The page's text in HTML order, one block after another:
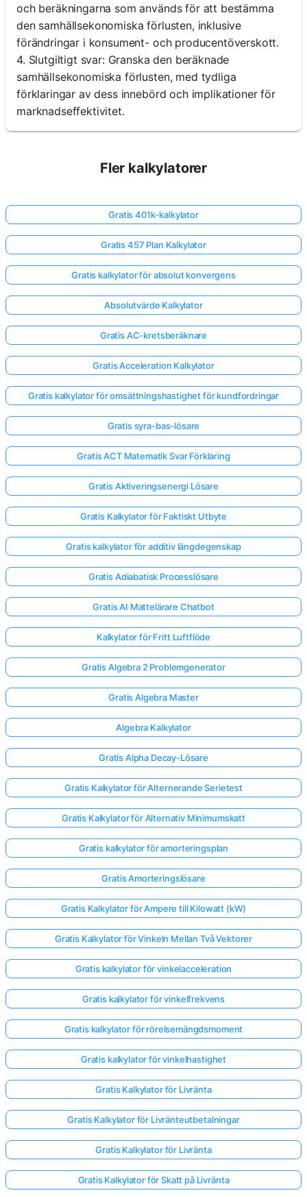
och beräkningarna som används för att bestämma
den samhällsekonomiska förlusten, inklusive
förändringar i konsument- och producentöverskott.
4. Slutgiltigt svar: Granska den beräknade
samhällsekonomiska förlusten, med tydliga
förklaringar av dess innebörd och implikationer för
marknadseffektivitet.
Fler kalkylatorer
Gratis 401k-kalkylator
Gratis 457 Plan Kalkylator
Gratis kalkylator för absolut konvergens
Absolutvärde Kalkylator
Gratis AC-kretsberäknare
Gratis Acceleration Kalkylator
Gratis kalkylator för omsättningshastighet för kundfordringar
Gratis syra-bas-lösare
Gratis ACT Matematik Svar Förklaring
Gratis Aktiveringsenergi Lösare
Gratis Kalkylator för Faktiskt Utbyte
Gratis kalkylator för additiv längdegenskap
Gratis Adiabatisk Processlösare
Gratis AI Mattelärare Chatbot
Kalkylator för Fritt Luftflöde
Gratis Algebra 2 Problemgenerator
Gratis Algebra Master
Algebra Kalkylator
Gratis Alpha Decay-Lösare
Gratis Kalkylator för Alternerande Serietest
Gratis Kalkylator för Alternativ Minimumskatt
Gratis kalkylator för amorteringsplan
Gratis Amorteringslösare
Gratis Kalkylator för Ampere till Kilowatt (kW)
Gratis Kalkylator för Vinkeln Mellan Två Vektorer
Gratis kalkylator för vinkelacceleration
Gratis kalkylator för vinkelfrekvens
Gratis kalkylator för rörelsemängdsmoment
Gratis kalkylator för vinkelhastighet
Gratis Kalkylator för Livränta
Gratis Kalkylator för Livränteutbetalningar
Gratis Kalkylator för Livränta
Gratis Kalkylator för Skatt på Livränta